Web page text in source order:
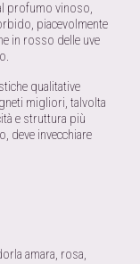
profumo vinoso,
piacevolmente
in rosso delle uve
qualitative
migliori, talvolta
e struttura più
deve invecchiare
amara, rosa,